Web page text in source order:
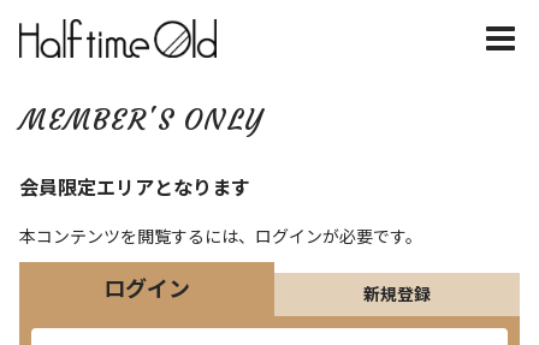
MEMBER'S ONLY
会員限定エリアとなります
本コンテンツを閲覧するには、ログインが必要です。
ログイン 新規登録